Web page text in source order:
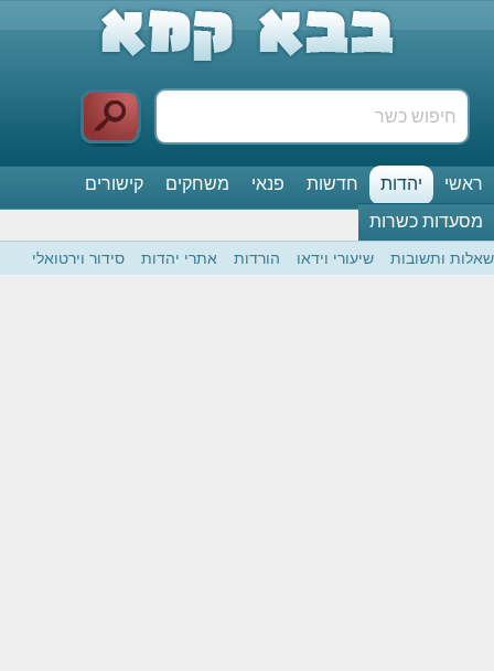
ראשי יהדות חדשות פנאי משחקים
קישורים
מסעדות כשרות
שאלות ותשובות שיעורי וידאו הורדות אתרי יהדות סידור וירטואלי